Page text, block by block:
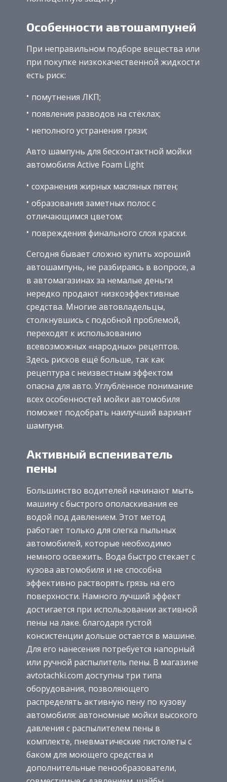
Особенности автошампуней
При неправильном подборе вещества или
при покупке низкокачественной жидкости
есть риск:
помутнения ЛКП;
появления разводов на стёклах;
неполного устранения грязи;
Авто шампунь для бесконтактной мойки
автомобиля Active Foam Light
сохранения жирных масляных пятен;
образования заметных полос с
отличающимся цветом;
повреждения финального слоя краски.
Сегодня бывает сложно купить хороший
автошампунь, не разбираясь в вопросе, а
в автомагазинах за немалые деньги
нередко продают низкоэффективные
средства. Многие автовладельцы,
столкнувшись с подобной проблемой,
переходят к использованию
всевозможных «народных» рецептов.
Здесь рисков ещё больше, так как
рецептура с неизвестным эффектом
опасна для авто. Углублённое понимание
всех особенностей мойки автомобиля
поможет подобрать наилучший вариант
шампуня.
Активный вспениватель
пены
Большинство водителей начинают мыть
машину с быстрого ополаскивания ее
водой под давлением. Этот метод
работает только для слегка пыльных
автомобилей, которые необходимо
немного освежить. Вода быстро стекает с
кузова автомобиля и не способна
эффективно растворять грязь на его
поверхности. Намного лучший эффект
достигается при использовании активной
пены на лаке. благодаря густой
консистенции дольше остается в машине.
Для его нанесения потребуется напорный
или ручной распылитель пены. В магазине
avtotachki.com доступны три типа
оборудования, позволяющего
распределять активную пену по кузову
автомобиля: автономные мойки высокого
давления с распылителем пены в
комплекте, пневматические пистолеты с
баком для моющего средства и
дополнительные пенообразователи,